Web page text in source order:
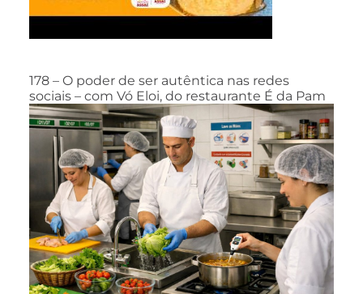
178 – O poder de ser autêntica nas redes
sociais – com Vó Eloi, do restaurante É da Pam